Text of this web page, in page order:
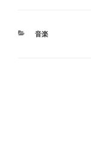
カ
音楽